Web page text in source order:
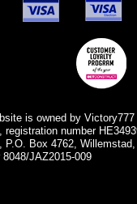
is owned by
registration number
P.O. Box 4762,
8048/JAZ2015-009